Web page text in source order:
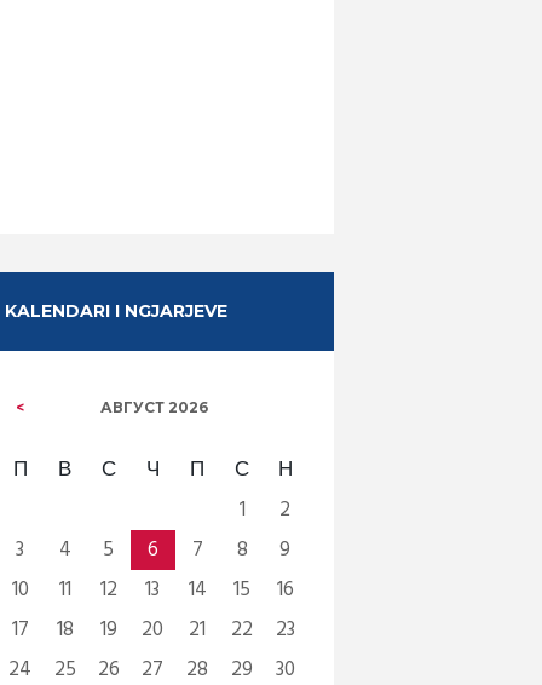
KALENDARI I NGJARJEVE
АВГУСТ 2026
П В С Ч П С
Н
1
2
3
4 5 6 7 8
9
10
11 12 13 14 15
16
17
18 19 20 21 22
23
24
25 26 27 28 29 30